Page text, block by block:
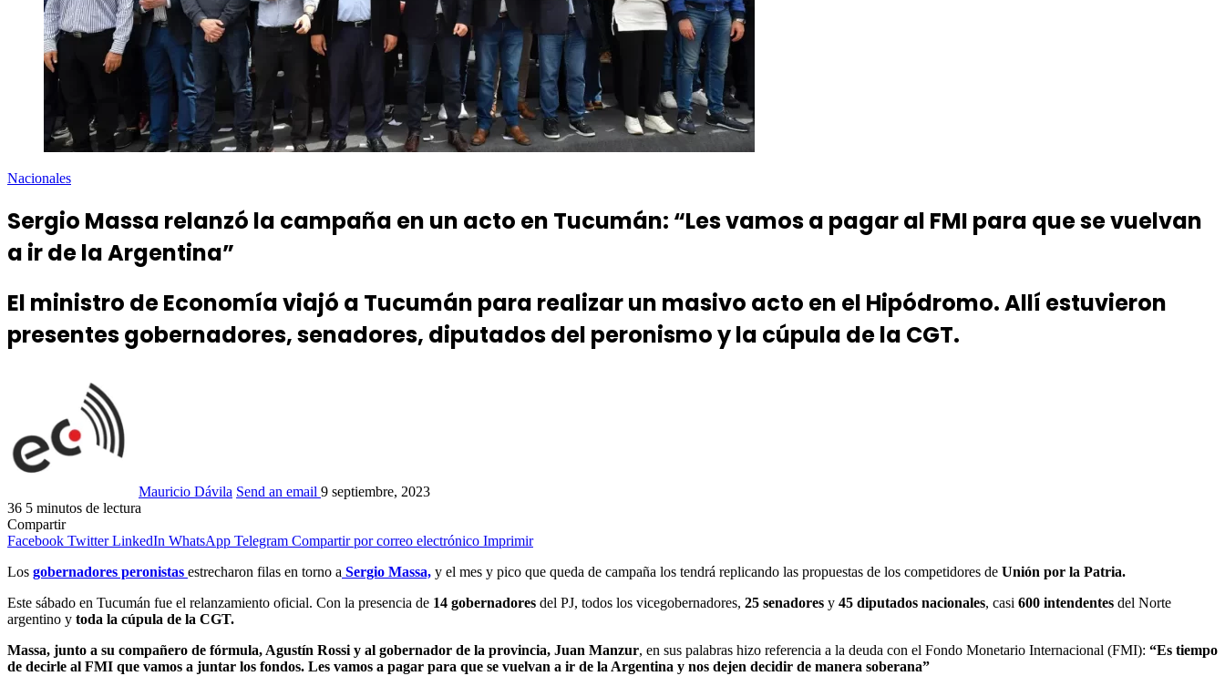
Nacionales
Sergio Massa relanzó la campaña en un acto en Tucumán: “Les vamos a pagar al FMI para que se vuelvan
a ir de la Argentina”
El ministro de Economía viajó a Tucumán para realizar un masivo acto en el Hipódromo. Allí estuvieron
presentes gobernadores, senadores, diputados del peronismo y la cúpula de la CGT.
Mauricio Dávila Send an email 9 septiembre, 2023
36 5 minutos de lectura
Compartir
Facebook Twitter LinkedIn WhatsApp Telegram Compartir por correo electrónico Imprimir
Los gobernadores peronistas estrecharon filas en torno a Sergio Massa, y el mes y pico que queda de campaña los tendrá replicando las propuestas de los competidores de Unión por la Patria.
Este sábado en Tucumán fue el relanzamiento oficial. Con la presencia de 14 gobernadores del PJ, todos los vicegobernadores, 25 senadores y 45 diputados nacionales, casi 600 intendentes del Norte
argentino y toda la cúpula de la CGT.
Massa, junto a su compañero de fórmula, Agustín Rossi y al gobernador de la provincia, Juan Manzur, en sus palabras hizo referencia a la deuda con el Fondo Monetario Internacional (FMI): “Es tiempo
de decirle al FMI que vamos a juntar los fondos. Les vamos a pagar para que se vuelvan a ir de la Argentina y nos dejen decidir de manera soberana”